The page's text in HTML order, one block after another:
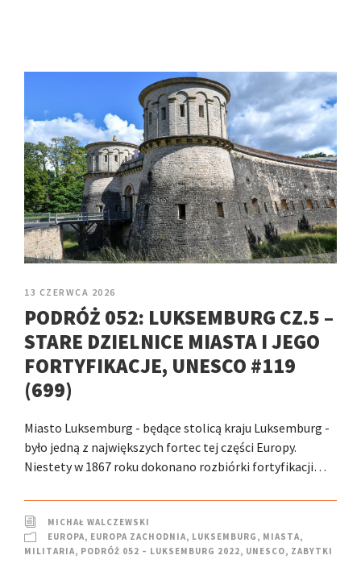
13 CZERWCA 2026
PODRÓŻ 052: LUKSEMBURG CZ.5 –
STARE DZIELNICE MIASTA I JEGO
FORTYFIKACJE, UNESCO #119
(699)
Miasto Luksemburg - będące stolicą kraju Luksemburg -
było jedną z największych fortec tej części Europy.
Niestety w 1867 roku dokonano rozbiórki fortyfikacji…
MICHAŁ WALCZEWSKI
EUROPA, EUROPA ZACHODNIA, LUKSEMBURG , MIASTA,
MILITARIA, PODRÓŻ 052 – LUKSEMBURG 2022, UNESCO, ZABYTKI